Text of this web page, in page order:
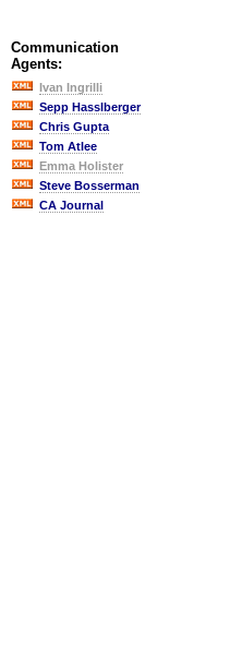
Communication
Agents:
Ivan Ingrilli
Sepp Hasslberger
Chris Gupta
Tom Atlee
Emma Holister
Steve Bosserman
CA Journal